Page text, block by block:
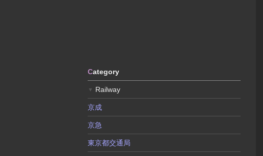
Category
▼ Railway
京成
京急
東京都交通局